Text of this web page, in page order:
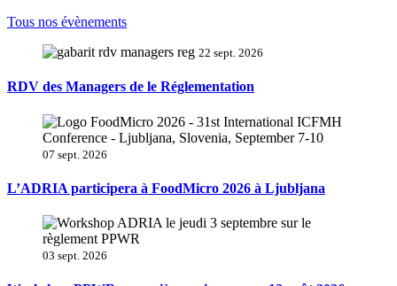
Tous nos évènements
22 sept. 2026
RDV des Managers de le Réglementation
07 sept. 2026
L’ADRIA participera à FoodMicro 2026 à Ljubljana
03 sept. 2026